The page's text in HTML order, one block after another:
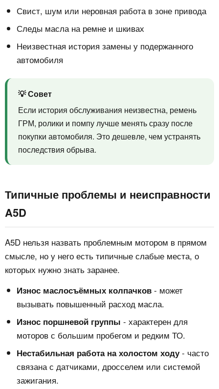
Свист, шум или неровная работа в зоне привода
Следы масла на ремне и шкивах
Неизвестная история замены у подержанного
автомобиля
💡 Совет
Если история обслуживания неизвестна, ремень
ГРМ, ролики и помпу лучше менять сразу после
покупки автомобиля. Это дешевле, чем устранять
последствия обрыва.
Типичные проблемы и неисправности
A5D
A5D нельзя назвать проблемным мотором в прямом
смысле, но у него есть типичные слабые места, о
которых нужно знать заранее.
Износ маслосъёмных колпачков - может
вызывать повышенный расход масла.
Износ поршневой группы - характерен для
моторов с большим пробегом и редким ТО.
Нестабильная работа на холостом ходу- часто
связана с датчиками, дросселем или системой
зажигания.